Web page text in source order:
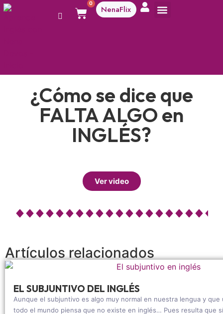
0
NenaFlix
¿Cómo se dice que
FALTA ALGO en
INGLÉS?
Ver video
Artículos relacionados
EL SUBJUNTIVO DEL INGLÉS
Aunque el subjuntivo es algo muy normal en nuestra lengua y que
todo el mundo piensa que no existe en inglés… Pues resulta que